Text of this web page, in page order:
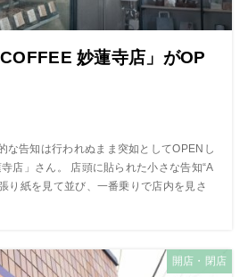
妙蓮寺店」がOP
な告知は行われぬまま突如としてOPENし
店」さん。 店頭に貼られた小さな告知“A
り紙を見て並び、一番乗りで店内を見さ
開店・閉店